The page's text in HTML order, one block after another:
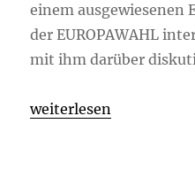
einem ausgewiesenen
der EUROPAWAHL
mit ihm darüber
„Finissage Politische
weiterlesen